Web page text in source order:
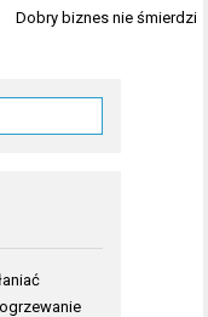
Dobry biznes nie śmierdzi